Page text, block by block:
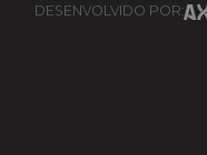
DESENVOLVIDO POR: